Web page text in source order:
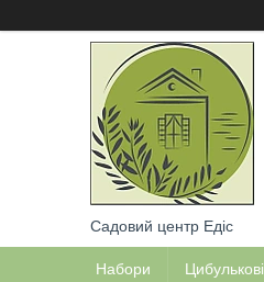
Садовий центр Едіс
Набори Цибулькові